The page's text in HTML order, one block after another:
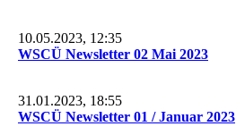
10.05.2023, 12:35
WSCÜ Newsletter 02 Mai 2023
31.01.2023, 18:55
WSCÜ Newsletter 01 / Januar 2023